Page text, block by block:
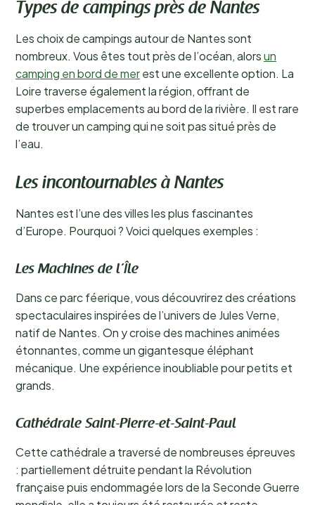
Types de campings près de Nantes
Les choix de campings autour de Nantes sont
nombreux. Vous êtes tout près de l’océan, alorsun
camping en bord de merest une excellente option. La
Loire traverse également la région, offrant de
superbes emplacements au bord de la rivière. Il est rare
de trouver un camping qui ne soit pas situé près de
l’eau.
Les incontournables à Nantes
Nantes est l’une des villes les plus fascinantes
d’Europe. Pourquoi ? Voici quelques exemples :
Les Machines de l’Île
Dans ce parc féerique, vous découvrirez des créations
spectaculaires inspirées de l’univers de Jules Verne,
natif de Nantes. On y croise des machines animées
étonnantes, comme un gigantesque éléphant
mécanique. Une expérience inoubliable pour petits et
grands.
Cathédrale Saint-Pierre-et-Saint-Paul
Cette cathédrale a traversé de nombreuses épreuves
: partiellement détruite pendant la Révolution
française puis endommagée lors de la Seconde Guerre